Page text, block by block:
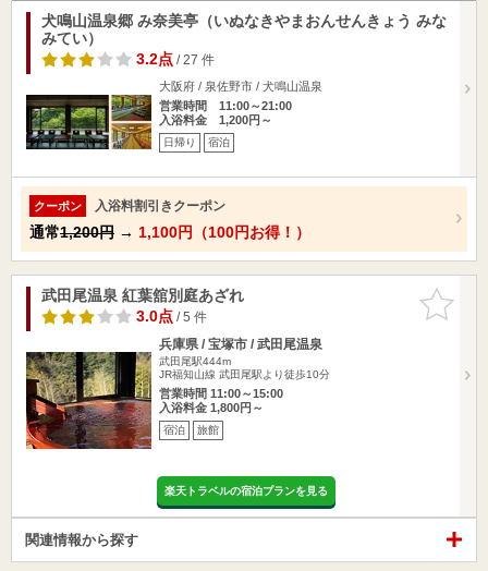
犬鳴山温泉郷 み奈美亭（いぬなきやまおんせんきょう みな
みてい）
3.2点/ 27 件
大阪府 / 泉佐野市 / 犬鳴山温泉
営業時間 11:00～21:00
入浴料金 1,200円～
日帰り 宿泊
クーポン 入浴料割引きクーポン
通常1,200円 → 1,100円（100円お得！）
お気に入
りに追加
武田尾温泉 紅葉舘別庭あざれ
3.0点/ 5 件
兵庫県 / 宝塚市 / 武田尾温泉
武田尾駅444m
JR福知山線 武田尾駅より徒歩10分
営業時間 11:00～15:00
入浴料金 1,800円～
宿泊 旅館
楽天トラベルの宿泊プランを見る
関連情報から探す